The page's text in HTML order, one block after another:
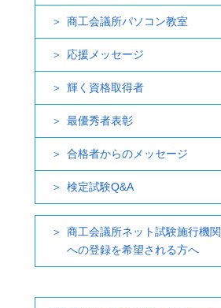
商工会議所パソコン教室
応援メッセージ
輝く資格取得者
最優秀者表彰
合格者からのメッセージ
検定試験Q&A
商工会議所ネット試験施行機関
への登録を希望される方へ